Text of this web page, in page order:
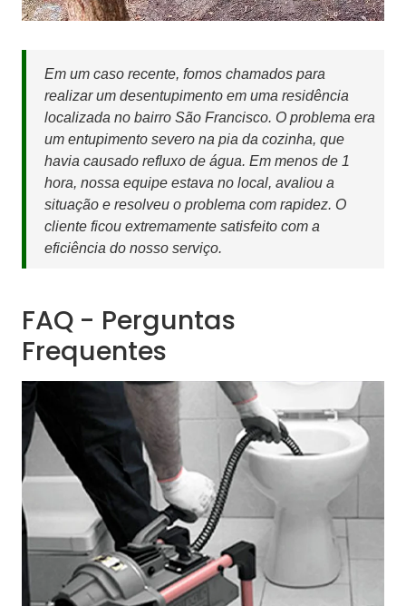
Em um caso recente, fomos chamados para
realizar um desentupimento em uma residência
localizada no bairro São Francisco. O problema era
um entupimento severo na pia da cozinha, que
havia causado refluxo de água. Em menos de 1
hora, nossa equipe estava no local, avaliou a
situação e resolveu o problema com rapidez. O
cliente ficou extremamente satisfeito com a
eficiência do nosso serviço.
FAQ - Perguntas
Frequentes